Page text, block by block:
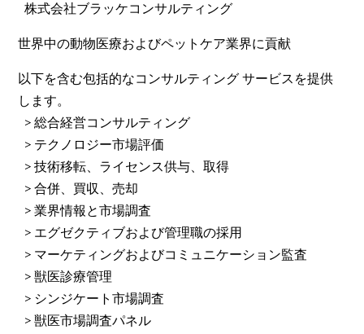
株式会社ブラッケコンサルティング
世界中の動物医療およびペットケア業界に貢献
以下を含む包括的なコンサルティング サービスを提供
します。
> 総合経営コンサルティング
> テクノロジー市場評価
> 技術移転、ライセンス供与、取得
> 合併、買収、売却
> 業界情報と市場調査
> エグゼクティブおよび管理職の採用
> マーケティングおよびコミュニケーション監査
> 獣医診療管理
> シンジケート市場調査
> 獣医市場調査パネル